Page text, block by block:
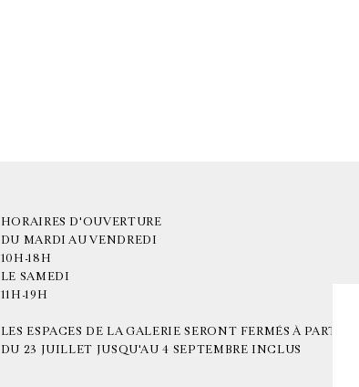
HORAIRES D'OUVERTURE
DU MARDI AU VENDREDI
10H-18H
LE SAMEDI
11H-19H
LES ESPACES DE LA GALERIE SERONT FERMÉS À PARTIR
DU 23 JUILLET JUSQU'AU 4 SEPTEMBRE INCLUS